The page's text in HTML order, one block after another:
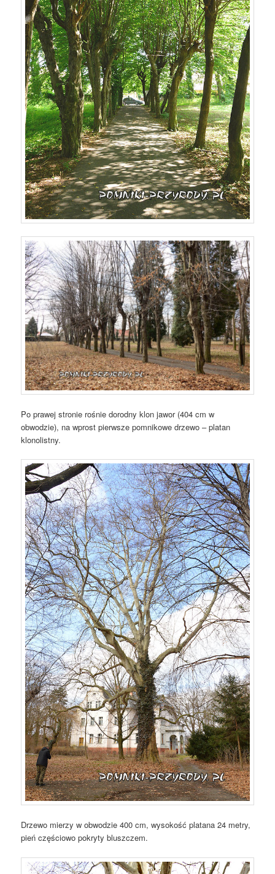
Po prawej stronie rośnie dorodny klon jawor (404 cm w
obwodzie), na wprost pierwsze pomnikowe drzewo – platan
klonolistny.
Drzewo mierzy w obwodzie 400 cm, wysokość platana 24 metry,
pień częściowo pokryty bluszczem.